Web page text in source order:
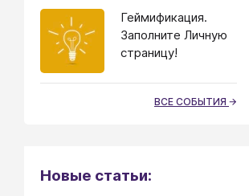
Геймификация.
Заполните Личную
страницу!
ВСЕ СОБЫТИЯ
Новые статьи: